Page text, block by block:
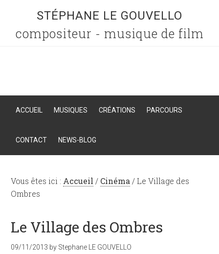
STÉPHANE LE GOUVELLO
compositeur - musique de film
ACCUEIL MUSIQUES CRÉATIONS PARCOURS
CONTACT NEWS-BLOG
Vous êtes ici : Accueil / Cinéma /Le Village des
Ombres
Le Village des Ombres
09/11/2013 by Stephane LE GOUVELLO